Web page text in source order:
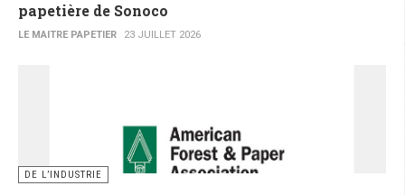
papetière de Sonoco
LE MAITRE PAPETIER 23 JUILLET 2026
DE L’INDUSTRIE